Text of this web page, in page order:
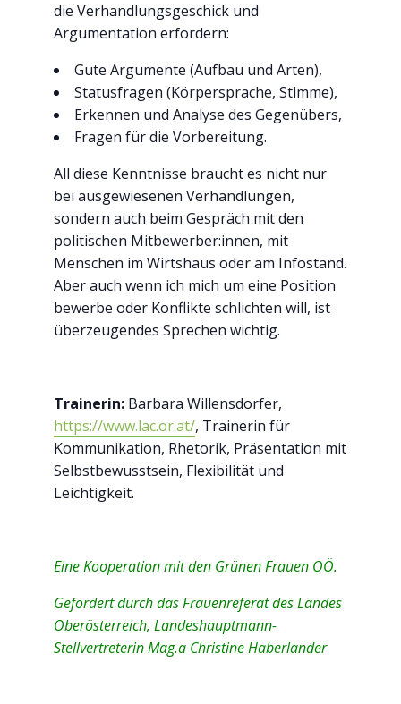
die Verhandlungsgeschick und
Argumentation erfordern:
Gute Argumente (Aufbau und Arten),
Statusfragen (Körpersprache, Stimme),
Erkennen und Analyse des Gegenübers,
Fragen für die Vorbereitung.
All diese Kenntnisse braucht es nicht nur
bei ausgewiesenen Verhandlungen,
sondern auch beim Gespräch mit den
politischen Mitbewerber:innen, mit
Menschen im Wirtshaus oder am Infostand.
Aber auch wenn ich mich um eine Position
bewerbe oder Konflikte schlichten will, ist
überzeugendes Sprechen wichtig.
Trainerin: Barbara Willensdorfer,
https://www.lac.or.at/, Trainerin für
Kommunikation, Rhetorik, Präsentation mit
Selbstbewusstsein, Flexibilität und
Leichtigkeit.
Eine Kooperation mit den Grünen Frauen OÖ.
Gefördert durch das Frauenreferat des Landes
Oberösterreich, Landeshauptmann-
Stellvertreterin Mag.a Christine Haberlander